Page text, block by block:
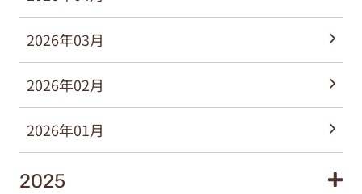
2026年03月
2026年02月
2026年01月
2025